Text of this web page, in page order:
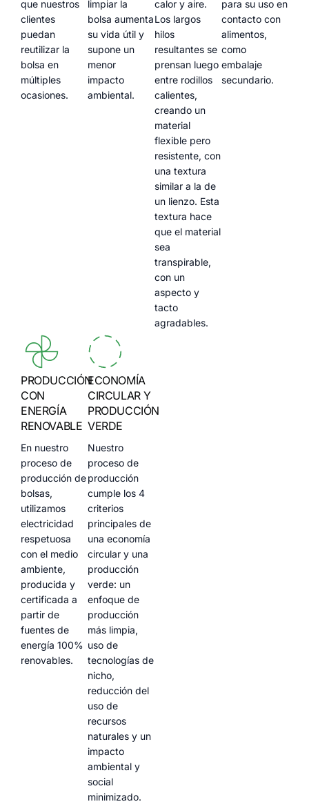
que nuestros
clientes
puedan
reutilizar la
bolsa en
múltiples
ocasiones.
limpiar la
bolsa aumenta
su vida útil y
supone un
menor
impacto
ambiental.
calor y aire.
Los largos
hilos
resultantes se
prensan luego
entre rodillos
calientes,
creando un
material
flexible pero
resistente, con
una textura
similar a la de
un lienzo. Esta
textura hace
que el material
sea
transpirable,
con un
aspecto y
tacto
agradables.
para su uso en
contacto con
alimentos,
como
embalaje
secundario.
PRODUCCIÓN
CON
ENERGÍA
RENOVABLE
En nuestro
proceso de
producción de
bolsas,
utilizamos
electricidad
respetuosa
con el medio
ambiente,
producida y
certificada a
partir de
fuentes de
energía 100%
renovables.
ECONOMÍA
CIRCULAR Y
PRODUCCIÓN
VERDE
Nuestro
proceso de
producción
cumple los 4
criterios
principales de
una economía
circular y una
producción
verde: un
enfoque de
producción
más limpia,
uso de
tecnologías de
nicho,
reducción del
uso de
recursos
naturales y un
impacto
ambiental y
social
minimizado.